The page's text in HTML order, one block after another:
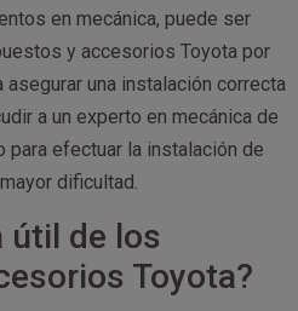
en mecánica, puede ser
y accesorios Toyota por
asegurar una instalación correcta
a un experto en mecánica de
para efectuar la instalación de
dificultad.
útil de los
Toyota?